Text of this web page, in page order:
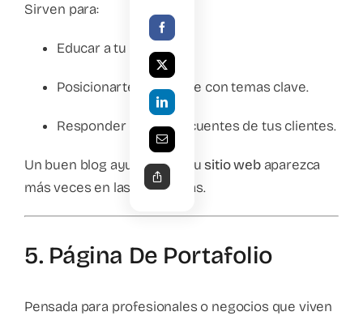
Sirven para:
Educar a tu audiencia.
Posicionarte en Google con temas clave.
Responder dudas frecuentes de tus clientes.
Un buen blog ayuda a que tu sitio webaparezca
más veces en las búsquedas.
5. Página De Portafolio
Pensada para profesionales o negocios que viven